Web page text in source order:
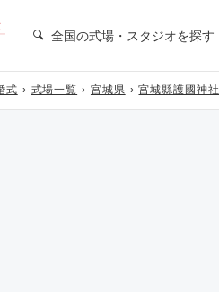
全国の式場・スタジオを探す
式 式場一覧 宮城県 宮城縣護國神社